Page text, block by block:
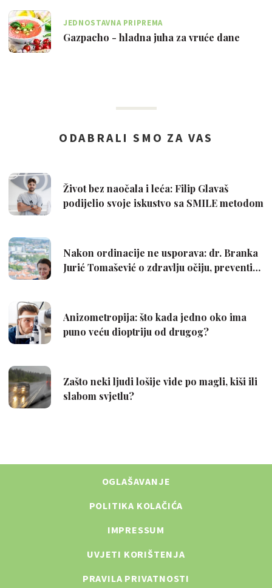
JEDNOSTAVNA PRIPREMA
Gazpacho - hladna juha za vruće dane
OGLAŠAVANJE
POLITIKA KOLAČIĆA
IMPRESSUM
UVJETI KORIŠTENJA
PRAVILA PRIVATNOSTI